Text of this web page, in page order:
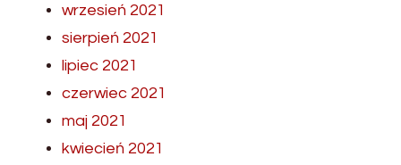
wrzesień 2021
sierpień 2021
lipiec 2021
czerwiec 2021
maj 2021
kwiecień 2021